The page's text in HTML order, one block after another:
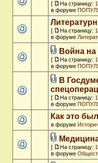
[ На страницу: 1
в форуме
[ На страницу: 1
в форуме
Война на
[ На страницу: 1
в форуме
В
[ На страницу: 1
в форуме
Как это
в форуме
[ На страницу: 1
в форуме